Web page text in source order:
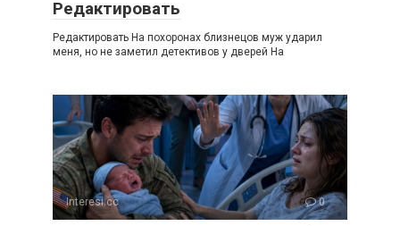
Редактировать
Редактировать На похоронах близнецов муж ударил
меня, но не заметил детективов у дверей На
Interesi.cc 0